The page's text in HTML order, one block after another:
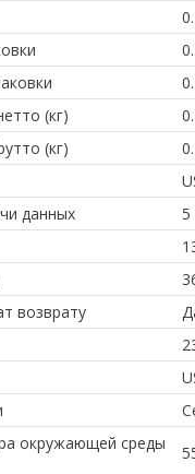
(кг)
(кг)
данных
5
возврату
окружающей среды